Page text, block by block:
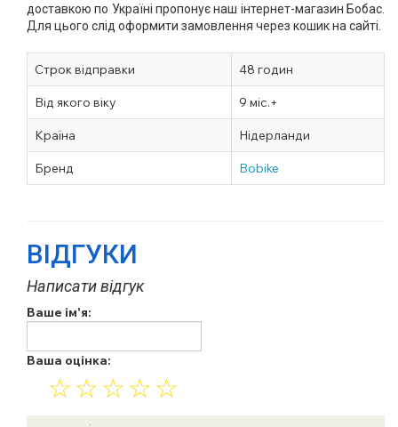
доставкою по Україні пропонує наш інтернет-магазин Бобас.
Для цього слід оформити замовлення через кошик на сайті.
Строк відправки 48 годин
Від якого віку 9 міс.+
Країна Нідерланди
Бренд Bobike
ВІДГУКИ
Написати відгук
Ваше ім'я:
Ваша оцінка:
☆
☆
☆
☆
☆